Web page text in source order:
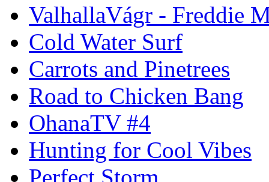
ValhallaVágr - Freddie
Cold Water Surf
Carrots and Pinetrees
Road to Chicken Bang
OhanaTV #4
Hunting for Cool Vibes
Perfect Storm